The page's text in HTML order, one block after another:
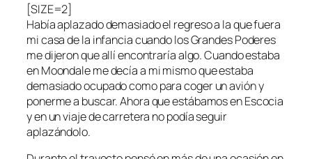
[SIZE=2]
Había aplazado demasiado el regreso a la que fuera
mi casa de la infancia cuando los Grandes Poderes
me dijeron que allí encontraría algo. Cuando estaba
en Moondale me decía a mi mismo que estaba
demasiado ocupado como para coger un avión y
ponerme a buscar. Ahora que estábamos en Escocia
y en un viaje de carretera no podía seguir
aplazándolo.